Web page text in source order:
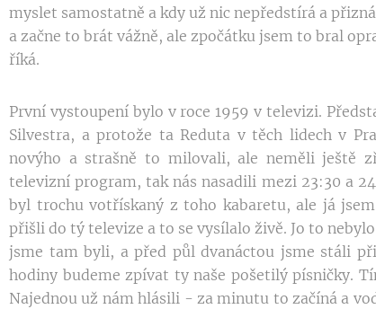
myslet samostatně a kdy už nic nepředstírá a
a začne to brát vážně, ale zpočátku jsem to bral
říká.
První vystoupení bylo v roce 1959 v televizi.
Silvestra, a protože ta Reduta v těch lidech v
novýho a strašně to milovali, ale neměli ještě
televizní program, tak nás nasadili mezi 23:30 a
byl trochu votřískaný z toho kabaretu, ale já
přišli do tý televize a to se vysílalo živě. Jo to
jsme tam byli, a před půl dvanáctou jsme stáli
hodiny budeme zpívat ty naše pošetilý písničky.
Najednou už nám hlásili - za minutu to začíná a